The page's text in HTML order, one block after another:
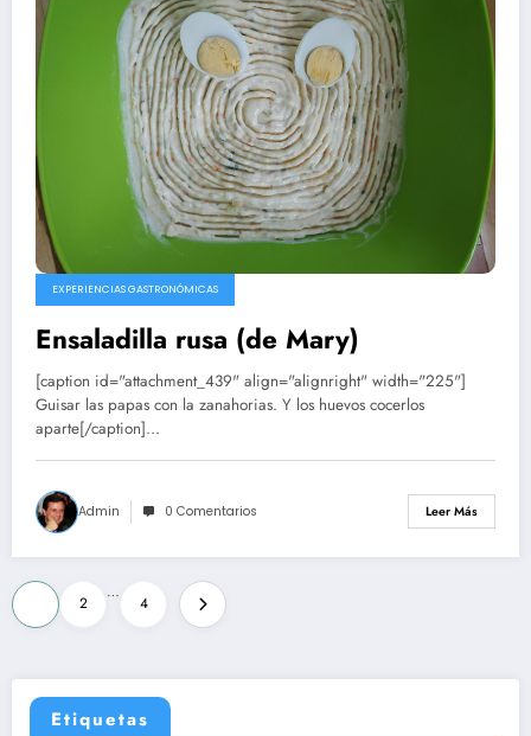
EXPERIENCIAS GASTRONÓMICAS
Ensaladilla rusa (de Mary)
[caption id="attachment_439" align="alignright" width="225"]
Guisar las papas con la zanahorias. Y los huevos cocerlos
aparte[/caption]…
Admin 0 Comentarios Leer Más
Paginación
de
entradas
2
…
4
Etiquetas